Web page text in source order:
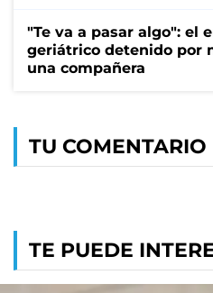
"Te va a pasar algo": el
geriátrico detenido por
una compañera
TU COMENTARIO
TE PUEDE